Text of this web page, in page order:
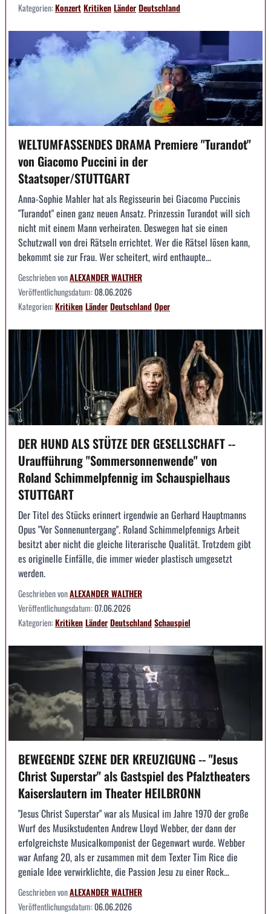
Kategorien:KonzertKritikenLänderDeutschland
WELTUMFASSENDES DRAMA Premiere "Turandot"
von Giacomo Puccini in der
Staatsoper/STUTTGART
Anna-Sophie Mahler hat als Regisseurin bei Giacomo Puccinis
"Turandot" einen ganz neuen Ansatz. Prinzessin Turandot will sich
nicht mit einem Mann verheiraten. Deswegen hat sie einen
Schutzwall von drei Rätseln errichtet. Wer die Rätsel lösen kann,
bekommt sie zur Frau. Wer scheitert, wird enthaupte...
Geschrieben vonALEXANDER WALTHER
Veröffentlichungsdatum:08.06.2026
Kategorien:KritikenLänderDeutschlandOper
DER HUND ALS STÜTZE DER GESELLSCHAFT --
Uraufführung "Sommersonnenwende" von
Roland Schimmelpfennig im Schauspielhaus
STUTTGART
Der Titel des Stücks erinnert irgendwie an Gerhard Hauptmanns
Opus "Vor Sonnenuntergang". Roland Schimmelpfennigs Arbeit
besitzt aber nicht die gleiche literarische Qualität. Trotzdem gibt
es originelle Einfälle, die immer wieder plastisch umgesetzt
werden.
Geschrieben vonALEXANDER WALTHER
Veröffentlichungsdatum:07.06.2026
Kategorien:KritikenLänderDeutschlandSchauspiel
BEWEGENDE SZENE DER KREUZIGUNG -- "Jesus
Christ Superstar" als Gastspiel des Pfalztheaters
Kaiserslautern im Theater HEILBRONN
"Jesus Christ Superstar" war als Musical im Jahre 1970 der große
Wurf des Musikstudenten Andrew Lloyd Webber, der dann der
erfolgreichste Musicalkomponist der Gegenwart wurde. Webber
war Anfang 20, als er zusammen mit dem Texter Tim Rice die
geniale Idee verwirklichte, die Passion Jesu zu einer Rock...
Geschrieben vonALEXANDER WALTHER
Veröffentlichungsdatum:06.06.2026